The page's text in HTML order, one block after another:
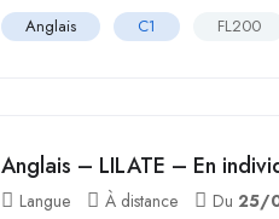
Anglais C1 FL200
Anglais – LILATE – En
Langue À distance Du 25/